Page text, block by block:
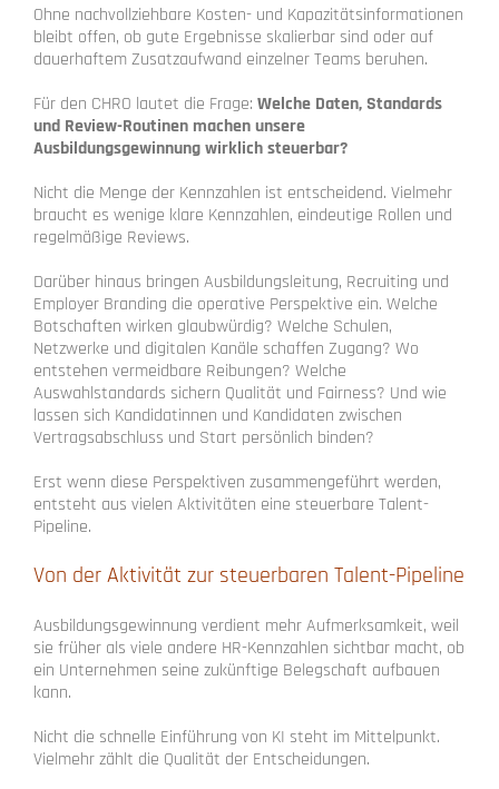
Ohne nachvollziehbare Kosten- und Kapazitätsinformationen
bleibt offen, ob gute Ergebnisse skalierbar sind oder auf
dauerhaftem Zusatzaufwand einzelner Teams beruhen.
Für den CHRO lautet die Frage: Welche Daten, Standards
und Review-Routinen machen unsere
Ausbildungsgewinnung wirklich steuerbar?
Nicht die Menge der Kennzahlen ist entscheidend. Vielmehr
braucht es wenige klare Kennzahlen, eindeutige Rollen und
regelmäßige Reviews.
Darüber hinaus bringen Ausbildungsleitung, Recruiting und
Employer Branding die operative Perspektive ein. Welche
Botschaften wirken glaubwürdig? Welche Schulen,
Netzwerke und digitalen Kanäle schaffen Zugang? Wo
entstehen vermeidbare Reibungen? Welche
Auswahlstandards sichern Qualität und Fairness? Und wie
lassen sich Kandidatinnen und Kandidaten zwischen
Vertragsabschluss und Start persönlich binden?
Erst wenn diese Perspektiven zusammengeführt werden,
entsteht aus vielen Aktivitäten eine steuerbare Talent-
Pipeline.
Von der Aktivität zur steuerbaren Talent-Pipeline
Ausbildungsgewinnung verdient mehr Aufmerksamkeit, weil
sie früher als viele andere HR-Kennzahlen sichtbar macht, ob
ein Unternehmen seine zukünftige Belegschaft aufbauen
kann.
Nicht die schnelle Einführung von KI steht im Mittelpunkt.
Vielmehr zählt die Qualität der Entscheidungen.